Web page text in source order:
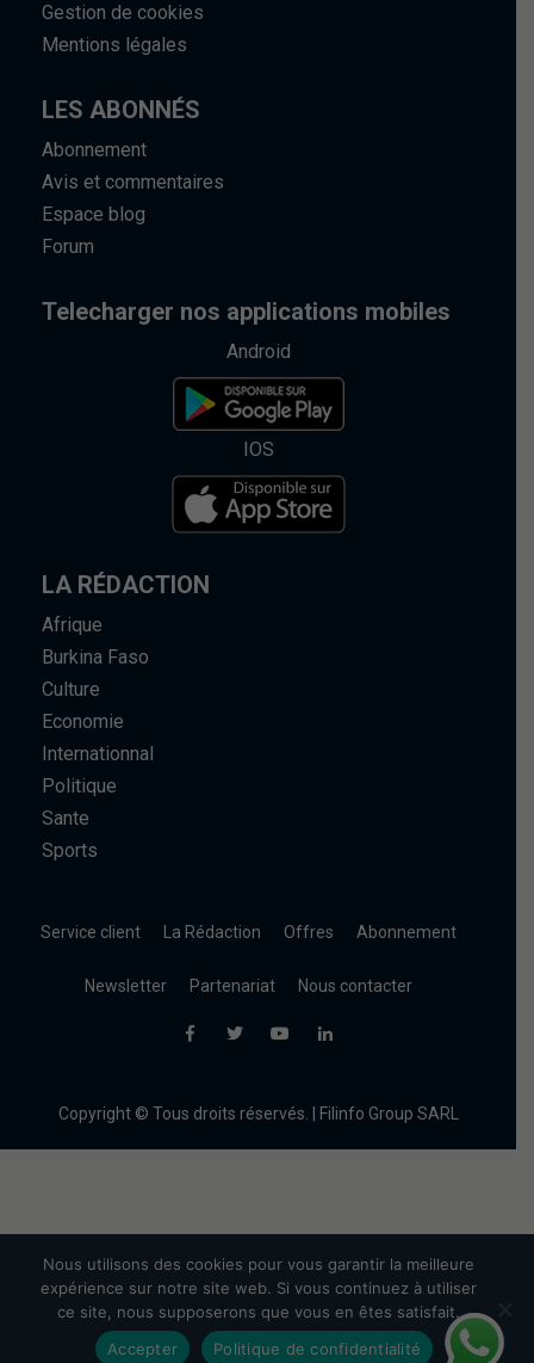
Gestion de cookies
Mentions légales
LES ABONNÉS
Abonnement
Avis et commentaires
Espace blog
Forum
Telecharger nos applications mobiles
Android
IOS
LA RÉDACTION
Afrique
Burkina Faso
Culture
Economie
Internationnal
Politique
Sante
Sports
Service client La Rédaction Offres Abonnement
Newsletter Partenariat Nous contacter
Copyright © Tous droits réservés. | Filinfo Group SARL
Nous utilisons des cookies pour vous garantir la meilleure
expérience sur notre site web. Si vous continuez à utiliser
ce site, nous supposerons que vous en êtes satisfait.
Accepter
Politique de confidentialité